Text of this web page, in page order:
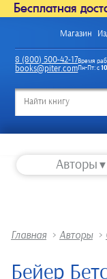
Бесплатная
Магазин
8 (800) 500-42-17
books@piter.com
Время
Пн-Пт: с
Авторы
Главная > Авторы >
Бейер